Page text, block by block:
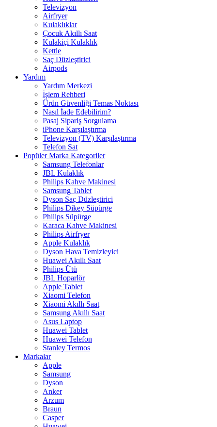
Televizyon
Airfryer
Kulaklıklar
Çocuk Akıllı Saat
Kulakiçi Kulaklık
Kettle
Saç Düzleştirici
Airpods
Yardım
Yardım Merkezi
İşlem Rehberi
Ürün Güvenliği Temas Noktası
Nasıl İade Edebilirim?
Pasaj Sipariş Sorgulama
iPhone Karşılaştırma
Televizyon (TV) Karşılaştırma
Telefon Sat
Popüler Marka Kategoriler
Samsung Telefonlar
JBL Kulaklık
Philips Kahve Makinesi
Samsung Tablet
Dyson Saç Düzleştirici
Philips Dikey Süpürge
Philips Süpürge
Karaca Kahve Makinesi
Philips Airfryer
Apple Kulaklık
Dyson Hava Temizleyici
Huawei Akıllı Saat
Philips Ütü
JBL Hoparlör
Apple Tablet
Xiaomi Telefon
Xiaomi Akıllı Saat
Samsung Akıllı Saat
Asus Laptop
Huawei Tablet
Huawei Telefon
Stanley Termos
Markalar
Apple
Samsung
Dyson
Anker
Arzum
Braun
Casper